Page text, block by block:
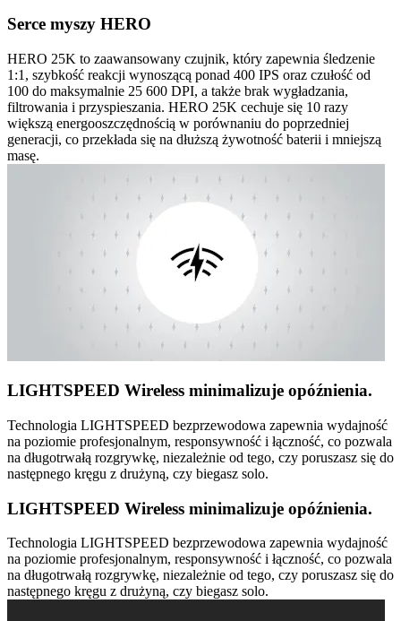
Serce myszy HERO
HERO 25K to zaawansowany czujnik, który zapewnia śledzenie
1:1, szybkość reakcji wynoszącą ponad 400 IPS oraz czułość od
100 do maksymalnie 25 600 DPI, a także brak wygładzania,
filtrowania i przyspieszania. HERO 25K cechuje się 10 razy
większą energooszczędnością w porównaniu do poprzedniej
generacji, co przekłada się na dłuższą żywotność baterii i mniejszą
masę.
LIGHTSPEED Wireless minimalizuje opóźnienia.
Technologia LIGHTSPEED bezprzewodowa zapewnia wydajność
na poziomie profesjonalnym, responsywność i łączność, co pozwala
na długotrwałą rozgrywkę, niezależnie od tego, czy poruszasz się do
następnego kręgu z drużyną, czy biegasz solo.
LIGHTSPEED Wireless minimalizuje opóźnienia.
Technologia LIGHTSPEED bezprzewodowa zapewnia wydajność
na poziomie profesjonalnym, responsywność i łączność, co pozwala
na długotrwałą rozgrywkę, niezależnie od tego, czy poruszasz się do
następnego kręgu z drużyną, czy biegasz solo.